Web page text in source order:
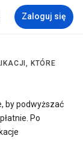
Zaloguj się
KTÓRE
by podwyższać
Po